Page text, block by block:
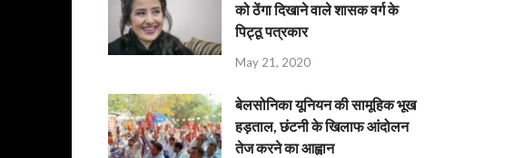
को ठेंगा दिखाने वाले शासक वर्ग के
पिट्ठू पत्रकार
May 21, 2020
बेलसोनिका यूनियन की सामूहिक भूख
हड़ताल, छंटनी के खिलाफ आंदोलन
तेज करने का आह्वान